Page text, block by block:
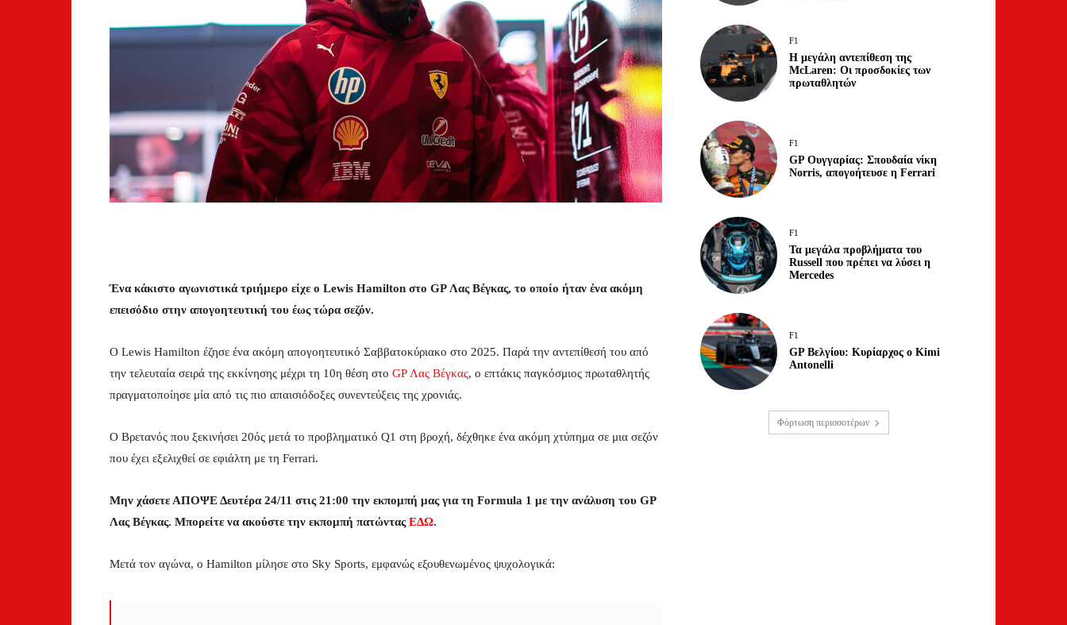
Ένα κάκιστο αγωνιστικά τριήμερο είχε ο Lewis Hamilton στο GP Λας Βέγκας, το οποίο ήταν ένα ακόμη
επεισόδιο στην απογοητευτική του έως τώρα σεζόν.
Ο Lewis Hamilton έζησε ένα ακόμη απογοητευτικό Σαββατοκύριακο στο 2025. Παρά την αντεπίθεσή του από
την τελευταία σειρά της εκκίνησης μέχρι τη 10η θέση στo GP Λας Βέγκας, ο επτάκις παγκόσμιος πρωταθλητής
πραγματοποίησε μία από τις πιο απαισιόδοξες συνεντεύξεις της χρονιάς.
Ο Βρετανός που ξεκινήσει 20ός μετά το προβληματικό Q1 στη βροχή, δέχθηκε ένα ακόμη χτύπημα σε μια σεζόν
που έχει εξελιχθεί σε εφιάλτη με τη Ferrari.
Μην χάσετε ΑΠΟΨΕ Δευτέρα 24/11 στις 21:00 την εκπομπή μας για τη Formula 1 με την ανάλυση του GP
Λας Βέγκας. Μπορείτε να ακούστε την εκπομπή πατώνταςΕΔΩ.
Μετά τον αγώνα, ο Hamilton μίλησε στο Sky Sports, εμφανώς εξουθενωμένος ψυχολογικά:
F1
Η μεγάλη αντεπίθεση της
McLaren: Οι προσδοκίες των
πρωταθλητών
F1
GP Ουγγαρίας: Σπουδαία νίκη
Norris, απογοήτευσε η Ferrari
F1
Τα μεγάλα προβλήματα του
Russell που πρέπει να λύσει η
Mercedes
F1
GP Βελγίου: Κυρίαρχος ο Kimi
Antonelli
Φόρτωση περισσοτέρων